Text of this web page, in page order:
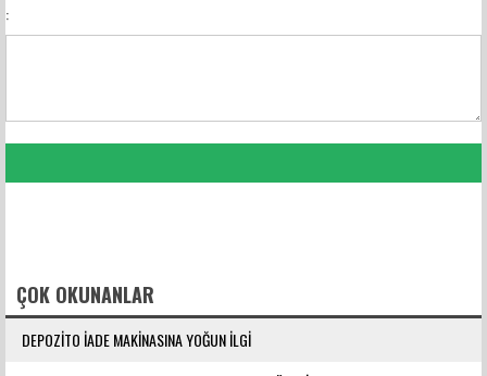
:
ÇOK OKUNANLAR
DEPOZİTO İADE MAKİNASINA YOĞUN İLGİ